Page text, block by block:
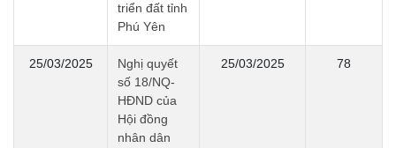
triển đất tỉnh
Phú Yên
25/03/2025
Nghị quyết
số 18/NQ-
HĐND của
Hội đồng
nhân dân
25/03/2025 78